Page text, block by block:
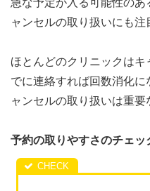
ャンセルの取り扱いにも注
ほとんどのクリニックはキ
でに連絡すれば回数消化
ャンセルの取り扱いは重要
予約の取りやすさのチェッ